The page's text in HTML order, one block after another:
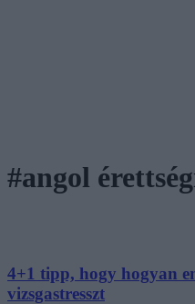
#angol
4+1 tipp, hogy hogyan
vizsgastresszt